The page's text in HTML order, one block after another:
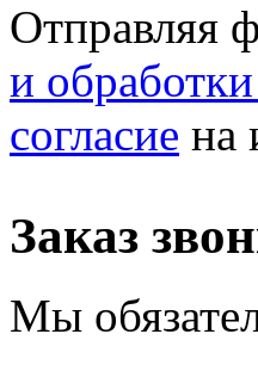
Отправляя
и
согласие на
Заказ
Мы